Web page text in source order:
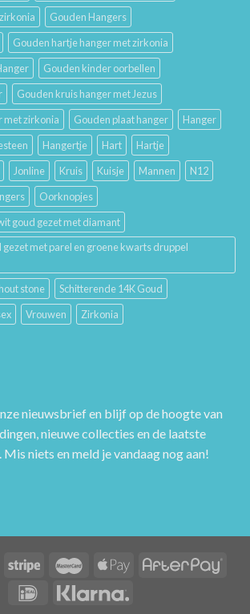
Gouden Hangers
Gouden hartje hanger met zirkonia
Gouden kinder oorbellen
Gouden kruis hanger met Jezus
met zirkonia
Gouden plaat hanger
Hanger
Hangertje Hart
Hartje
Jonline Kruis Kuisje Mannen
N12
Oorknopjes
goud gezet met diamant
met parel en groene kwarts druppel
stone
Schitterende 14K Goud
Vrouwen Zirkonia
nieuwsbrief en blijf op de hoogte van
nieuwe collecties en de laatste
niets en meld je vandaag nog aan!